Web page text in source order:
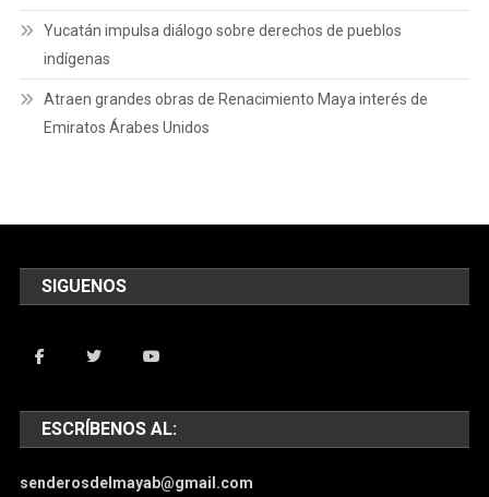
Yucatán impulsa diálogo sobre derechos de pueblos
indígenas
Atraen grandes obras de Renacimiento Maya interés de
Emiratos Árabes Unidos
SIGUENOS
ESCRÍBENOS AL:
senderosdelmayab@gmail.com